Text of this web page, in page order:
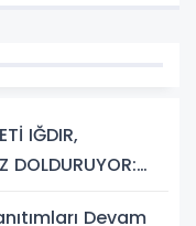
IĞDIR,
DOLDURUYOR:
Devam